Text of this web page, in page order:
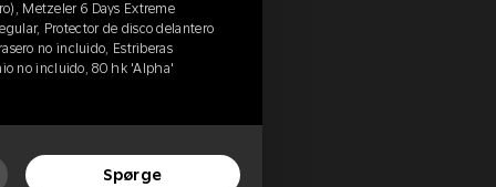
Metzeler 6 Days Extreme
Protector de disco delantero
no incluido, Estriberas
no incluido, 80 hk 'Alpha'
Spørge